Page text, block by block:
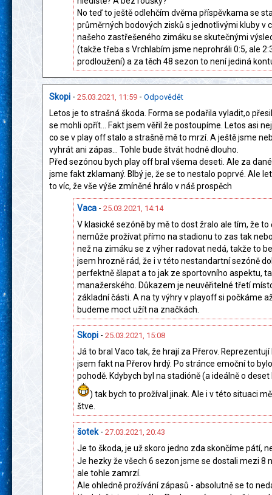
No teď to ještě odlehčím dvěma příspěvkama se
průměrných bodových zisků s jednotlivými kluby v
našeho zastřešeného zimáku se skutečnými
(takže třeba s Vrchlabím jsme neprohráli 0:5, ale
prodloužení) a za těch 48 sezon to není jediná
Skopi - 25.03.2021, 11:59 - Odpovědět
Letos je to strašná škoda. Forma se podařila vyladit,o
se mohli opřít... Fakt jsem věřil že postoupíme. Letos asi
co se v play off stalo a strašně mě to mrzí. A ještě jsme
vyhrát ani zápas... Tohle bude štvát hodně dlouho.
Před sezónou bych play off bral všema deseti. Ale za
jsme fakt zklamaný. Blbý je, že se to nestalo poprvé. Ale
to víc, že vše výše zmíněné hrálo v náš prospěch
Vaca - 25.03.2021, 14:14
V klasické sezóně by mě to dost žralo ale tím, že to
nemůže prožívat přímo na stadionu to zas tak
než na zimáku se z výher radovat nedá, takže to
jsem hrozně rád, že i v této nestandartní sezóně
perfektně šlapat a to jak ze sportovního aspektu,
manažerského. Důkazem je neuvěřitelné třetí
základní části. A na ty výhry v playoff si počkáme
budeme moct užít na značkách.
Skopi - 25.03.2021, 15:08
Já to bral Vaco tak, že hrají za Přerov. Reprezentují
jsem fakt na Přerov hrdý. Po stránce emoční to
pohodě. Kdybych byl na stadióně (a ideálně o
) tak bych to prožíval jinak. Ale i v této situaci
štve.
šotek- 27.03.2021, 20:43
Je to škoda, je už skoro jedno zda skončíme pátí,
Je hezky že všech 6 sezon jsme se dostali mezi 8
ale tohle zamrzí.
Ale ohledně prožívání zápasů - absolutně se to